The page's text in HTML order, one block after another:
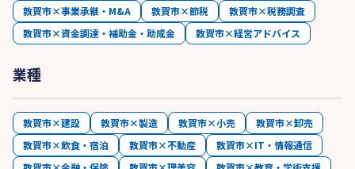
敦賀市×事業承継・M&A
敦賀市×節税
敦賀市×税務調査
敦賀市×資金調達・補助金・助成金
敦賀市×経営アドバイス
業種
敦賀市×建設 敦賀市×製造 敦賀市×小売
敦賀市×卸売
敦賀市×飲食・宿泊
敦賀市×不動産
敦賀市×IT・情報通信